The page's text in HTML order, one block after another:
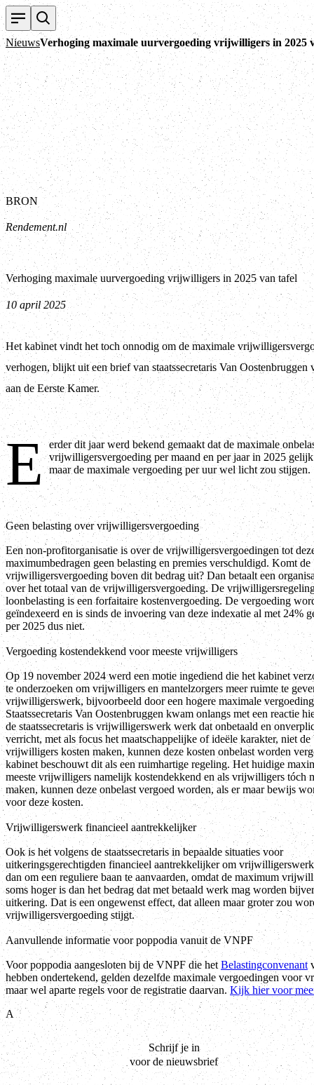
NieuwsVerhoging maximale uurvergoeding vrijwilligers in 2025
BRON
Rendement.nl
Verhoging maximale uurvergoeding vrijwilligers in 2025 van tafel
10 april 2025
Het kabinet vindt het toch onnodig om de maximale
verhogen, blijkt uit een brief van staatssecretaris Van Oostenbruggen
aan de Eerste Kamer.
E erder dit jaar werd bekend gemaakt dat de maximale
vrijwilligersvergoeding per maand en per jaar in 2025
maar de maximale vergoeding per uur wel licht zou stijgen.
Geen belasting over vrijwilligersvergoeding
Een non-profitorganisatie is over de vrijwilligersvergoedingen tot
maximumbedragen geen belasting en premies verschuldigd. Komt de
vrijwilligersvergoeding boven dit bedrag uit? Dan betaalt een
over het totaal van de vrijwilligersvergoeding. De
loonbelasting is een forfaitaire kostenvergoeding. De vergoeding
geïndexeerd en is sinds de invoering van deze indexatie al met 24%
per 2025 dus niet.
Vergoeding kostendekkend voor meeste vrijwilligers
Op 19 november 2024 werd een motie ingediend die het kabinet
te onderzoeken om vrijwilligers en mantelzorgers meer ruimte te
vrijwilligerswerk, bijvoorbeeld door een hogere maximale
Staatssecretaris Van Oostenbruggen kwam onlangs met een reactie
de staatssecretaris is vrijwilligerswerk werk dat onbetaald en
verricht, met als focus het maatschappelijke of ideële karakter, niet
vrijwilligers kosten maken, kunnen deze kosten onbelast worden
kabinet beschouwt dit als een ruimhartige regeling. Het huidige
meeste vrijwilligers namelijk kostendekkend en als vrijwilligers tóch
maken, kunnen deze onbelast vergoed worden, als er maar bewijs
voor deze kosten.
Vrijwilligerswerk financieel aantrekkelijker
Ook is het volgens de staatssecretaris in bepaalde situaties voor
uitkeringsgerechtigden financieel aantrekkelijker om vrijwilligerswerk
dan om een reguliere baan te aanvaarden, omdat de maximum
soms hoger is dan het bedrag dat met betaald werk mag worden
uitkering. Dat is een ongewenst effect, dat alleen maar groter zou
vrijwilligersvergoeding stijgt.
Aanvullende informatie voor poppodia vanuit de VNPF
Voor poppodia aangesloten bij de VNPF die het Belastingconvenant
hebben ondertekend, gelden dezelfde maximale vergoedingen voor
maar wel aparte regels voor de registratie daarvan.Kijk hier voor
A
Schrijf je in
voor de nieuwsbrief